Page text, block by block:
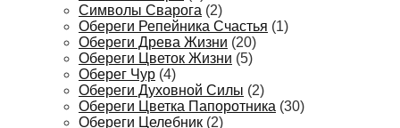
Символы Сварога (2)
Обереги Репейника Счастья (1)
Обереги Древа Жизни (20)
Обереги Цветок Жизни (5)
Оберег Чур (4)
Обереги Духовной Силы (2)
Обереги Цветка Папоротника (30)
Обереги Целебник (2)